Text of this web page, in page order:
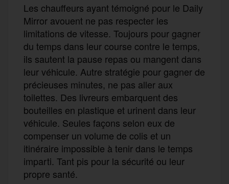
Les chauffeurs ayant témoigné pour le Daily
Mirror avouent ne pas respecter les
limitations de vitesse. Toujours pour gagner
du temps dans leur course contre le temps,
ils sautent la pause repas ou mangent dans
leur véhicule. Autre stratégie pour gagner de
précieuses minutes, ne pas aller aux
toilettes. Des livreurs embarquent des
bouteilles en plastique et urinent dans leur
véhicule. Seules façons selon eux de
compenser un volume de colis et un
itinéraire impossible à tenir dans le temps
imparti. Tant pis pour la sécurité ou leur
propre santé.